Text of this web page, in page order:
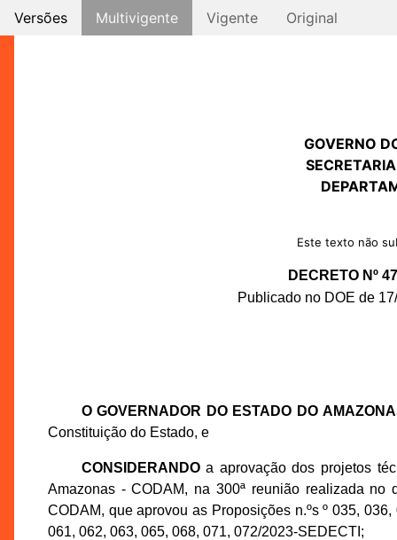
Versões Multivigente Vigente Original
GOVERNO
Este texto não
DECRETO Nº
Publicado no DOE de
O GOVERNADOR DO ESTADO DO
Constituição do Estado, e
CONSIDERANDOa aprovação dos projetos
Amazonas - CODAM, na 300ª reunião realizada
CODAM, que aprovou as Proposições n.ºs º 035,
061, 062, 063, 065, 068, 071, 072/2023-SEDECTI;